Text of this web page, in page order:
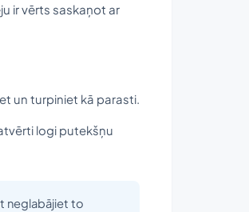
ir vērts saskaņot ar
un turpiniet kā parasti.
logi putekšņu
neglabājiet to